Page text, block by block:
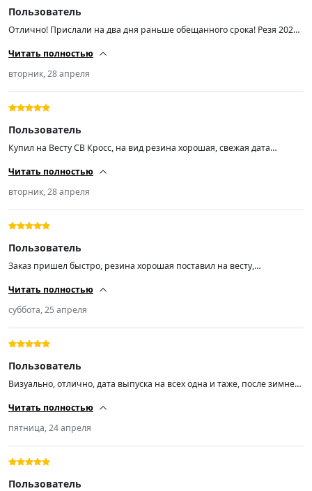
Пользователь
Отлично! Прислали на два дня раньше обещанного срока! Резя 2026
рекомендую продавца! Спасибо!!!
Читать полностью
вторник, 28 апреля
Пользователь
Купил на Весту СВ Кросс, на вид резина хорошая, свежая дата
Читать полностью
вторник, 28 апреля
Пользователь
Заказ пришел быстро, резина хорошая поставил на весту,
Читать полностью
суббота, 25 апреля
Пользователь
Визуально, отлично, дата выпуска на всех одна и таже, после зимней
Читать полностью
пятница, 24 апреля
Пользователь